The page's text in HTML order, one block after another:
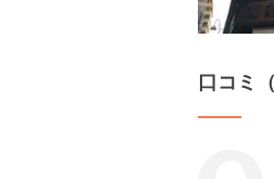
口コミ